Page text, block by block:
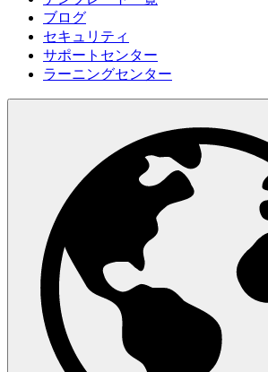
ブログ
セキュリティ
サポートセンター
ラーニングセンター